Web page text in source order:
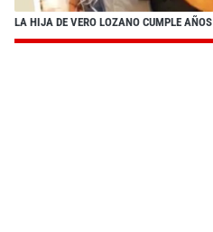
LA HIJA DE VERO LOZANO CUMPLE AÑOS